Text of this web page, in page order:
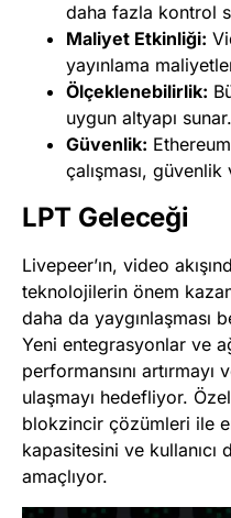
daha fazla kontrol
Maliyet Etkinliği:
yayınlama
Ölçeklenebilirlik:
uygun altyapı sunar.
Güvenlik:
çalışması,
LPT Geleceği
Livepeer’ın, video
teknolojilerin önem
daha da yaygınlaşması
Yeni entegrasyonlar ve
performansını
ulaşmayı hedefliyor.
blokzincir çözümleri ile
kapasitesini ve
amaçlıyor​​.